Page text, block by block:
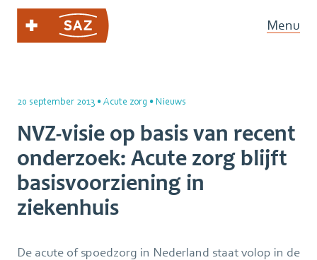
Menu
20 september 2013 •Acute zorg • Nieuws
NVZ-visie op basis van recent
onderzoek: Acute zorg blijft
basisvoorziening in
ziekenhuis
De acute of spoedzorg in Nederland staat volop in de